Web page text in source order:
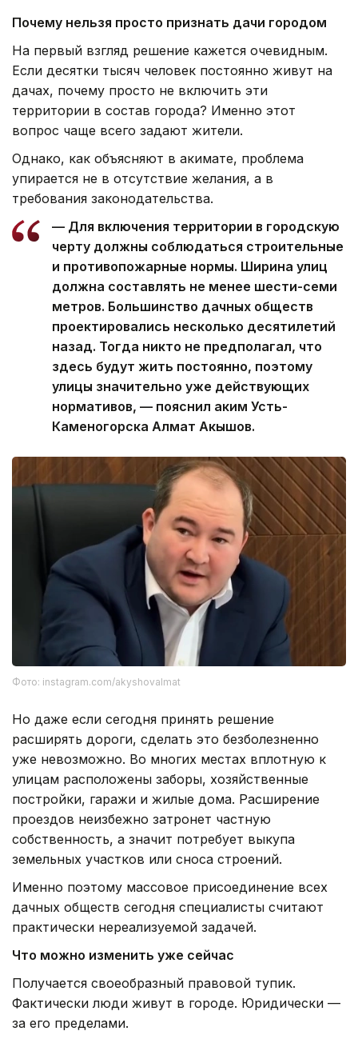
Почему нельзя просто признать дачи городом
На первый взгляд решение кажется очевидным.
Если десятки тысяч человек постоянно живут на
дачах, почему просто не включить эти
территории в состав города? Именно этот
вопрос чаще всего задают жители.
Однако, как объясняют в акимате, проблема
упирается не в отсутствие желания, а в
требования законодательства.
— Для включения территории в городскую
черту должны соблюдаться строительные
и противопожарные нормы. Ширина улиц
должна составлять не менее шести-семи
метров. Большинство дачных обществ
проектировались несколько десятилетий
назад. Тогда никто не предполагал, что
здесь будут жить постоянно, поэтому
улицы значительно уже действующих
нормативов, — пояснил аким Усть-
Каменогорска Алмат Акышов.
Фото: instagram.com/akyshovalmat
Но даже если сегодня принять решение
расширять дороги, сделать это безболезненно
уже невозможно. Во многих местах вплотную к
улицам расположены заборы, хозяйственные
постройки, гаражи и жилые дома. Расширение
проездов неизбежно затронет частную
собственность, а значит потребует выкупа
земельных участков или сноса строений.
Именно поэтому массовое присоединение всех
дачных обществ сегодня специалисты считают
практически нереализуемой задачей.
Что можно изменить уже сейчас
Получается своеобразный правовой тупик.
Фактически люди живут в городе. Юридически —
за его пределами.